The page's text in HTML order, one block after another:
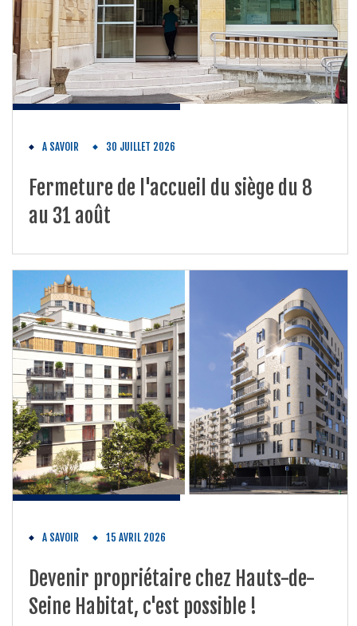
A SAVOIR 30 JUILLET 2026
Fermeture de l'accueil du siège du 8
au 31 août
A SAVOIR 15 AVRIL 2026
Devenir propriétaire chez Hauts-de-
Seine Habitat, c'est possible !